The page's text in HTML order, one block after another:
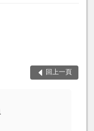
回上一頁